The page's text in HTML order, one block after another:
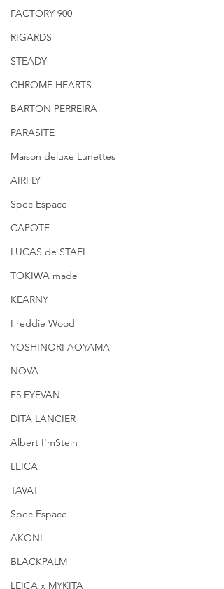
FACTORY 900
RIGARDS
STEADY
CHROME HEARTS
BARTON PERREIRA
PARASITE
Maison deluxe Lunettes
AIRFLY
Spec Espace
CAPOTE
LUCAS de STAEL
TOKIWA made
KEARNY
Freddie Wood
YOSHINORI AOYAMA
NOVA
E5 EYEVAN
DITA LANCIER
Albert I'mStein
LEICA
TAVAT
Spec Espace
AKONI
BLACKPALM
LEICA x MYKITA